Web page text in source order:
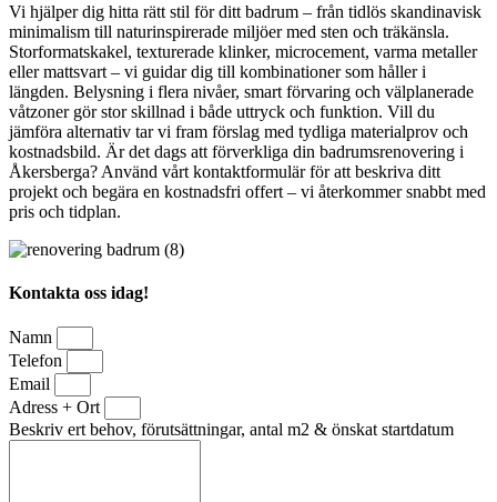
Vi hjälper dig hitta rätt stil för ditt badrum – från tidlös skandinavisk
minimalism till naturinspirerade miljöer med sten och träkänsla.
Storformatskakel, texturerade klinker, microcement, varma metaller
eller mattsvart – vi guidar dig till kombinationer som håller i
längden. Belysning i flera nivåer, smart förvaring och välplanerade
våtzoner gör stor skillnad i både uttryck och funktion. Vill du
jämföra alternativ tar vi fram förslag med tydliga materialprov och
kostnadsbild. Är det dags att förverkliga din badrumsrenovering i
Åkersberga? Använd vårt kontaktformulär för att beskriva ditt
projekt och begära en kostnadsfri offert – vi återkommer snabbt med
pris och tidplan.
Kontakta oss idag!
Namn
Telefon
Email
Adress + Ort
Beskriv ert behov, förutsättningar, antal m2 & önskat startdatum